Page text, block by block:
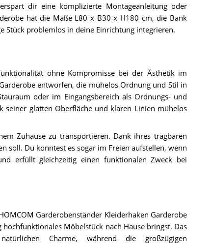
dir eine komplizierte Montageanleitung oder
hat die Maße L80 x B30 x H180 cm, die Bank
Stück problemlos in deine Einrichtung integrieren.
ohne Kompromisse bei der Ästhetik im
entworfen, die mühelos Ordnung und Stil in
oder im Eingangsbereich als Ordnungs- und
seiner glatten Oberfläche und klaren Linien mühelos
Zuhause zu transportieren. Dank ihres tragbaren
soll. Du könntest es sogar im Freien aufstellen, wenn
erfüllt gleichzeitig einen funktionalen Zweck bei
Garderobenständer Kleiderhaken Garderobe
Möbelstück nach Hause bringst. Das
Charme, während die großzügigen